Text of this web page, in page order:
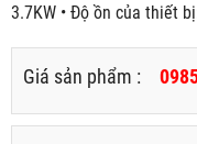
3.7KW • Độ ồn của thiết
Giá sản phẩm :